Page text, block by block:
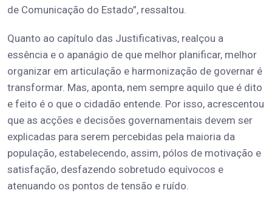
de Comunicação do Estado”, ressaltou.
Quanto ao capítulo das Justificativas, realçou a
essência e o apanágio de que melhor planificar, melhor
organizar em articulação e harmonização de governar é
transformar. Mas, aponta, nem sempre aquilo que é dito
e feito é o que o cidadão entende. Por isso, acrescentou
que as acções e decisões governamentais devem ser
explicadas para serem percebidas pela maioria da
população, estabelecendo, assim, pólos de motivação e
satisfação, desfazendo sobretudo equívocos e
atenuando os pontos de tensão e ruído.